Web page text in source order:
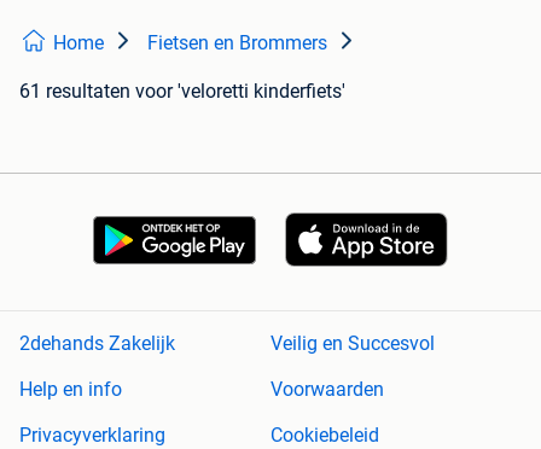
Home Fietsen en Brommers
61 resultaten voor 'veloretti kinderfiets'
2dehands Zakelijk
Veilig en Succesvol
Help en info
Voorwaarden
Privacyverklaring
Cookiebeleid